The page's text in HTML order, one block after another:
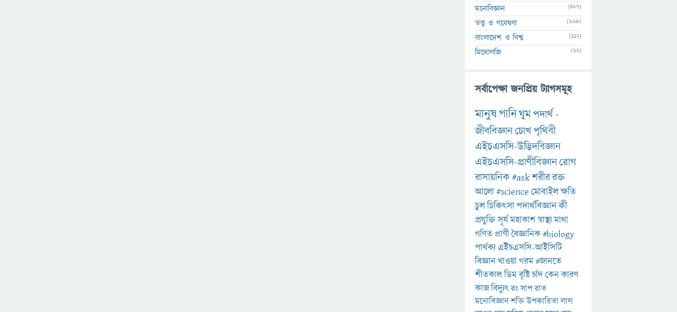
মনোবিজ্ঞান (487)
তত্ত্ব ও গবেষণা (669)
বাংলাদেশ ও বিশ্ব (112)
মিথোলজি (62)
সর্বাপেক্ষা জনপ্রিয় ট্যাগসমূহ
মানুষপানিঘুমপদার্থ-
জীববিজ্ঞানচোখপৃথিবী
এইচএসসি-উদ্ভিদবিজ্ঞান
এইচএসসি-প্রাণীবিজ্ঞানরোগ
রাসায়নিক#askশরীররক্ত
আলো#scienceমোবাইলক্ষতি
চুলচিকিৎসাপদার্থবিজ্ঞানকী
প্রযুক্তিসূর্যমহাকাশস্বাস্থ্যমাথা
গণিত প্রাণীবৈজ্ঞানিক#biology
পার্থক্য এইচএসসি-আইসিটি
বিজ্ঞানখাওয়াগরম#জানতে
শীতকালডিমবৃষ্টিচাঁদকেনকারণ
কাজবিদ্যুৎরংসাপরাত
মনোবিজ্ঞানশক্তিউপকারিতালাল